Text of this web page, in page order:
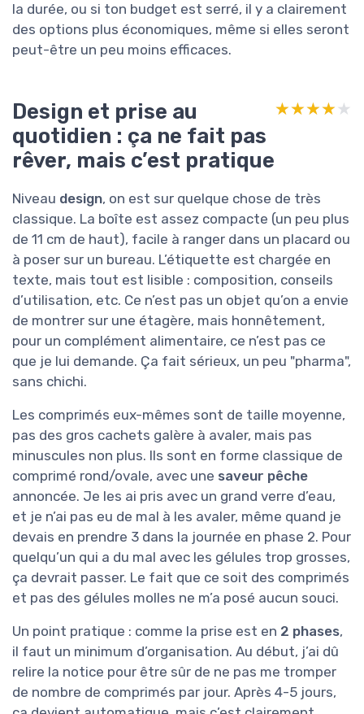
la durée, ou si ton budget est serré, il y a clairement
des options plus économiques, même si elles seront
peut-être un peu moins efficaces.
Design et prise au
quotidien : ça ne fait pas
rêver, mais c’est pratique
★★★★★
★★★★★
Niveau design, on est sur quelque chose de très
classique. La boîte est assez compacte (un peu plus
de 11 cm de haut), facile à ranger dans un placard ou
à poser sur un bureau. L’étiquette est chargée en
texte, mais tout est lisible : composition, conseils
d’utilisation, etc. Ce n’est pas un objet qu’on a envie
de montrer sur une étagère, mais honnêtement,
pour un complément alimentaire, ce n’est pas ce
que je lui demande. Ça fait sérieux, un peu "pharma",
sans chichi.
Les comprimés eux-mêmes sont de taille moyenne,
pas des gros cachets galère à avaler, mais pas
minuscules non plus. Ils sont en forme classique de
comprimé rond/ovale, avec une saveur pêche
annoncée. Je les ai pris avec un grand verre d’eau,
et je n’ai pas eu de mal à les avaler, même quand je
devais en prendre 3 dans la journée en phase 2. Pour
quelqu’un qui a du mal avec les gélules trop grosses,
ça devrait passer. Le fait que ce soit des comprimés
et pas des gélules molles ne m’a posé aucun souci.
Un point pratique : comme la prise est en 2 phases,
il faut un minimum d’organisation. Au début, j’ai dû
relire la notice pour être sûr de ne pas me tromper
de nombre de comprimés par jour. Après 4-5 jours,